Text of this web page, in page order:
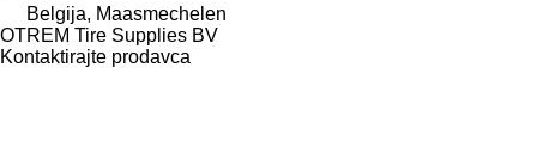
Belgija, Maasmechelen
OTREM Tire Supplies BV
Kontaktirajte prodavca